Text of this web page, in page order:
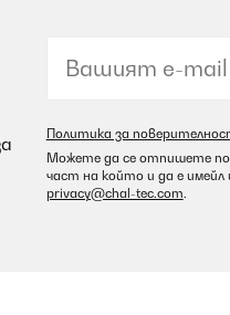
Политика за
Можете да се отпишете по
част на който и да е
privacy@chal-tec.com.